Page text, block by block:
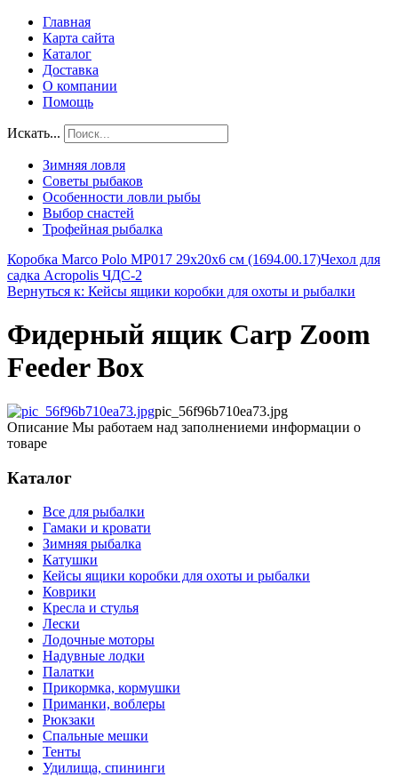
Главная
Карта сайта
Каталог
Доставка
О компании
Помощь
Искать...
Зимняя ловля
Советы рыбаков
Особенности ловли рыбы
Выбор снастей
Трофейная рыбалка
Коробка Marco Polo MP017 29х20х6 см (1694.00.17)Чехол для
садка Acropolis ЧДС-2
Вернуться к: Кейсы ящики коробки для охоты и рыбалки
Фидерный ящик Carp Zoom
Feeder Box
pic_56f96b710ea73.jpg
Описание Мы работаем над заполнениеми информации о
товаре
Каталог
Все для рыбалки
Гамаки и кровати
Зимняя рыбалка
Катушки
Кейсы ящики коробки для охоты и рыбалки
Коврики
Кресла и стулья
Лески
Лодочные моторы
Надувные лодки
Палатки
Прикормка, кормушки
Приманки, воблеры
Рюкзаки
Спальные мешки
Тенты
Удилища, спининги